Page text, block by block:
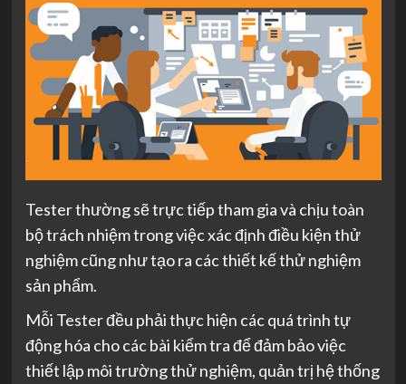
Tester thường sẽ trực tiếp tham gia và chịu toàn
bộ trách nhiệm trong việc xác định điều kiện thử
nghiệm cũng như tạo ra các thiết kế thử nghiệm
sản phẩm.
Mỗi Tester đều phải thực hiện các quá trình tự
động hóa cho các bài kiểm tra để đảm bảo việc
thiết lập môi trường thử nghiệm, quản trị hệ thống